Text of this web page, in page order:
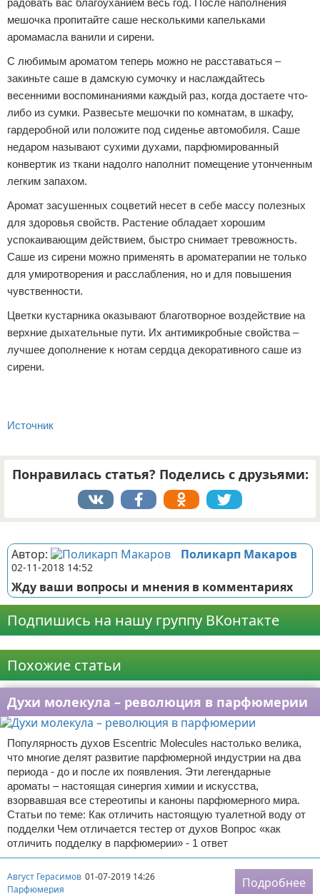
радовать вас благоуханием весь год. После наполнения
мешочка пропитайте саше несколькими капельками
аромамасла ванили и сирени.
С любимым ароматом теперь можно не расставаться –
закиньте саше в дамскую сумочку и наслаждайтесь
весенними воспоминаниями каждый раз, когда достаете что-
либо из сумки. Развесьте мешочки по комнатам, в шкафу,
гардеробной или положите под сиденье автомобиля. Саше
недаром называют сухими духами, парфюмированный
конвертик из ткани надолго наполнит помещение утонченным
легким запахом.
Аромат засушенных соцветий несет в себе массу полезных
для здоровья свойств. Растение обладает хорошим
успокаивающим действием, быстро снимает тревожность.
Саше из сирени можно применять в ароматерапии не только
для умиротворения и расслабления, но и для повышения
чувственности.
Цветки кустарника оказывают благотворное воздействие на
верхние дыхательные пути. Их антимикробные свойства –
лучшее дополнение к нотам сердца декоративного саше из
сирени.
Источник
Понравилась статья? Поделись с друзьями:
Автор: Поликарп Макаров
02-11-2018 14:52
Жду ваши вопросы и мнения в комментариях
Подпишись на нашу группу ВКонтакте
Похожие статьи
Духи молекула – революция в парфюмерии
Популярность духов Esсentric Molecules настолько велика,
что многие делят развитие парфюмерной индустрии на два
периода - до и после их появления. Эти легендарные
ароматы – настоящая синергия химии и искусства,
взорвавшая все стереотипы и каноны парфюмерного мира.
Статьи по теме: Как отличить настоящую туалетной воду от
подделки Чем отличается тестер от духов Вопрос «как
отличить подделку в парфюмерии» - 1 ответ
Август Герасимов 01-07-2019 14:26
Парфюмерия
Подробнее